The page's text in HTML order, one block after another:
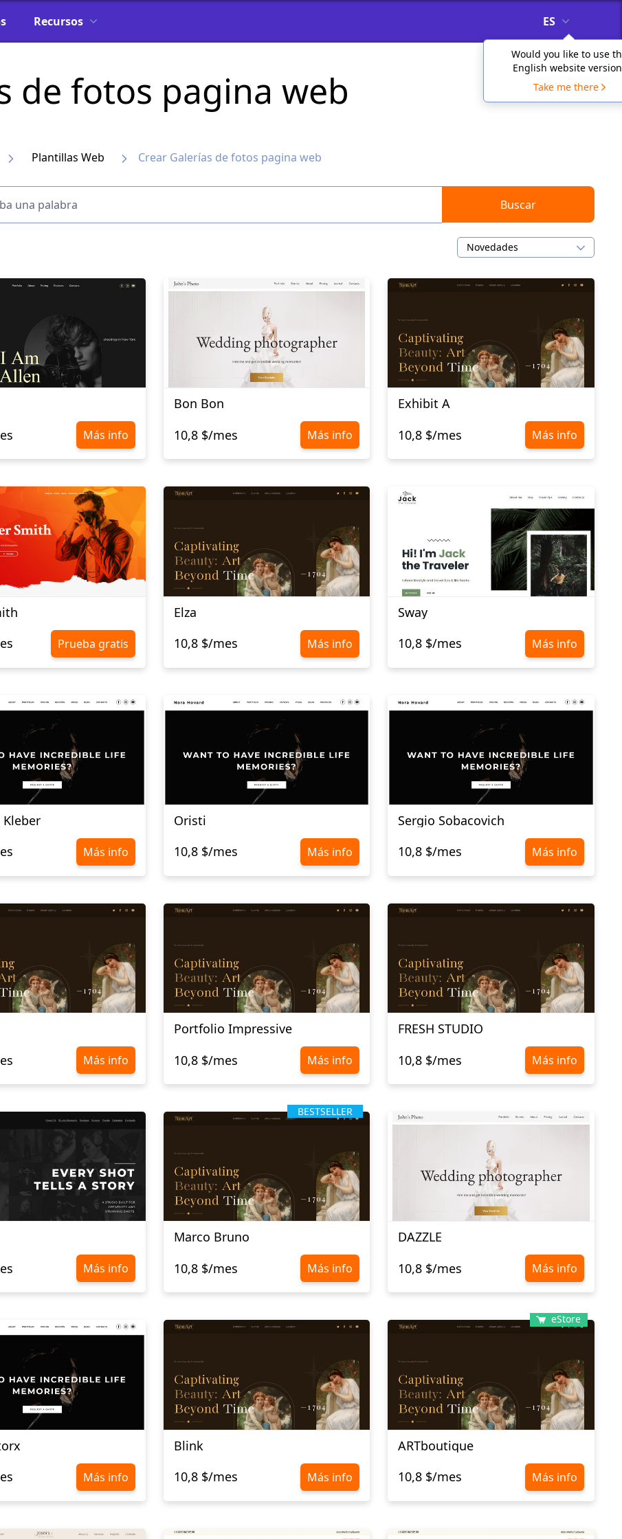
Recursos ES
Would you like to use
English website
Take me there
de fotos pagina web
Plantillas Web Crear Galerías de fotos pagina web
Buscar
Novedades
Más info
Bon Bon
10,8 $/mes
Más info
Exhibit A
10,8 $/mes
Más info
Prueba gratis
Elza
10,8 $/mes
Más info
Sway
10,8 $/mes
Más info
Más info
Oristi
10,8 $/mes
Más info
Sergio Sobacovich
10,8 $/mes
Más info
Más info
Portfolio Impressive
10,8 $/mes
Más info
FRESH STUDIO
10,8 $/mes
Más info
Más info
BESTSELLER
Marco Bruno
10,8 $/mes
Más info
DAZZLE
10,8 $/mes
Más info
Más info
Blink
10,8 $/mes
Más info
eStore
ARTboutique
10,8 $/mes
Más info